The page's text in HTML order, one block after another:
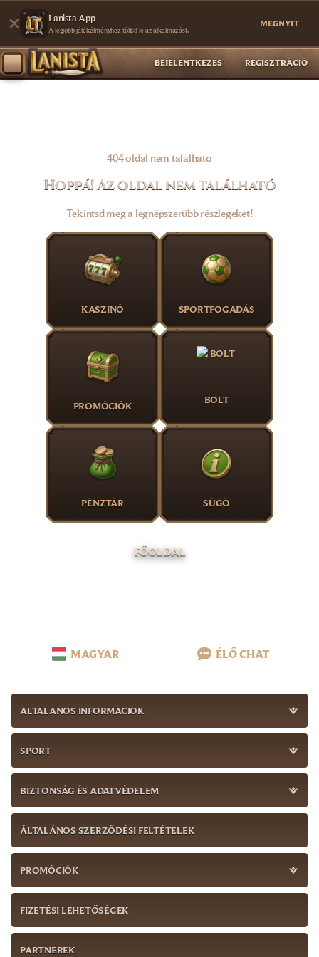
Lanista App
A legjobb játékélményhez töltsd le az alkalmazást.
MEGNYIT
BEJELENTKEZÉS REGISZTRÁCIÓ
404 oldal nem található
Hoppá! Az oldal nem található
Tekintsd meg a legnépszerűbb részlegeket!
KASZINÓ SPORTFOGADÁS
PROMÓCIÓK BOLT
PÉNZTÁR SÚGÓ
FŐOLDAL
MAGYAR ÉLŐ CHAT
ÁLTALÁNOS INFORMÁCIÓK
SPORT
BIZTONSÁG ÉS ADATVÉDELEM
ÁLTALÁNOS SZERZŐDÉSI FELTÉTELEK
PROMÓCIÓK
FIZETÉSI LEHETŐSÉGEK
PARTNEREK